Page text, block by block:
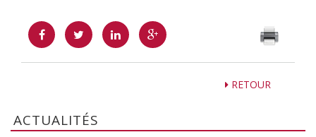
RETOUR
ACTUALITÉS